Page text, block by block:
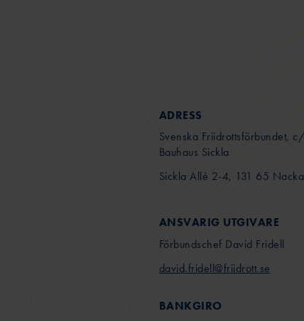
ADRESS
Svenska Friidrottsförbundet,
Bauhaus Sickla
Sickla Allé 2-4, 131 65 Nacka
ANSVARIG UTGIVARE
Förbundschef David Fridell
david.fridell@friidrott.se
BANKGIRO